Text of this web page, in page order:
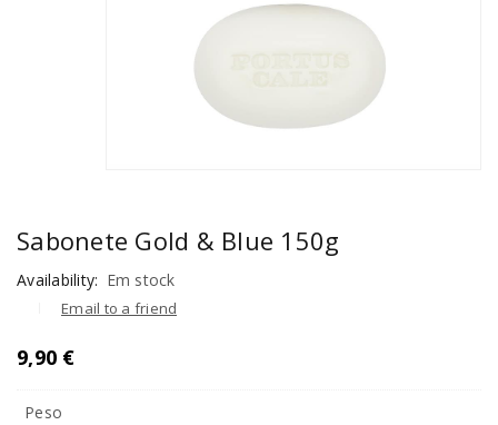
Sabonete Gold & Blue 150g
Availability: Em stock
Email to a friend
9,90 €
Peso